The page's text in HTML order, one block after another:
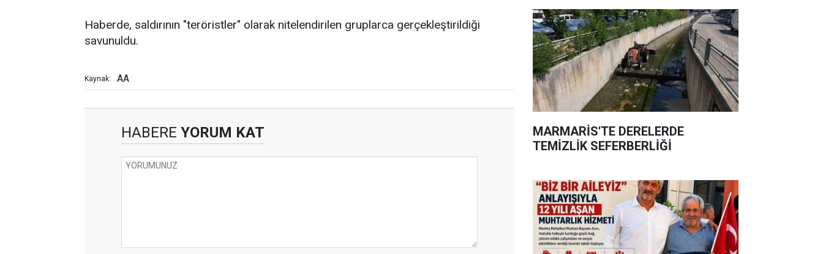
Haberde, saldırının "teröristler" olarak nitelendirilen gruplarca gerçekleştirildiği
savunuldu.
Kaynak: AA
HABERE YORUM KAT
MARMARİS'TE DERELERDE
TEMİZLİK SEFERBERLİĞİ